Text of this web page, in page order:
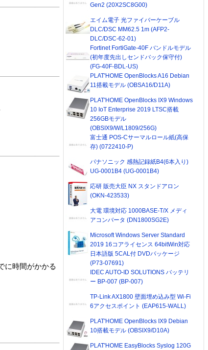
に時間がかかる
Gen2 (20X2SC8G00)
エイム電子 光ファイバーケーブル
DLC/DSC MM62.5 1m (AFP2-
DLC/DSC-62-01)
Fortinet FortiGate-40F バンドルモデル
(初年度先出しセンドバック保守付)
(FG-40F-BDL-US)
PLAT'HOME OpenBlocks A16 Debian
11搭載モデル (OBSA16/D11A)
PLAT'HOME OpenBlocks IX9 Windows
10 IoT Enterprise 2019 LTSC搭載
256GBモデル
(OBSIX9/W/L1809/256G)
富士通 POS-Cサーマルロール紙(高保
存) (0722410-P)
パナソニック 感熱記録紙B4(6本入り)
UG-0001B4 (UG-0001B4)
応研 販売大臣 NX スタンドアロン
(OKN-423533)
大電 環境対応 1000BASE-T/X メディ
アコンバータ (DN1800SG2E)
Microsoft Windows Server Standard
2019 16コアライセンス 64bitWin対応
日本語版 5CAL付 DVDパッケージ
(P73-07691)
IDEC AUTO-ID SOLUTIONS バッテリ
ー BP-007 (BP-007)
TP-Link AX1800 壁面埋め込み型 Wi-Fi
6アクセスポイント (EAP615-WALL)
PLAT'HOME OpenBlocks IX9 Debian
10搭載モデル (OBSIX9/D10A)
PLAT'HOME EasyBlocks Syslog 120G